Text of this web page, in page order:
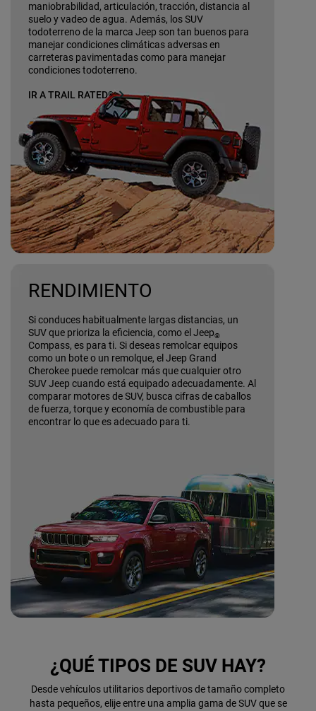
maniobrabilidad, articulación, tracción, distancia al
suelo y vadeo de agua. Además, los SUV
todoterreno de la marca Jeep son tan buenos para
manejar condiciones climáticas adversas en
carreteras pavimentadas como para manejar
condiciones todoterreno.
IR A TRAIL RATED®
RENDIMIENTO
Si conduces habitualmente largas distancias, un
SUV que prioriza la eficiencia, como el Jeep®
Compass, es para ti. Si deseas remolcar equipos
como un bote o un remolque, el Jeep Grand
Cherokee puede remolcar más que cualquier otro
SUV Jeep cuando está equipado adecuadamente. Al
comparar motores de SUV, busca cifras de caballos
de fuerza, torque y economía de combustible para
encontrar lo que es adecuado para ti.
¿QUÉ TIPOS DE SUV HAY?
Desde vehículos utilitarios deportivos de tamaño completo
hasta pequeños, elije entre una amplia gama de SUV que se